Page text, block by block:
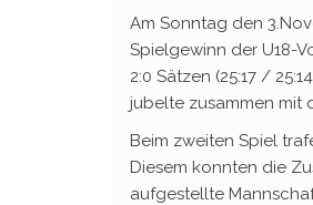
Am Sonntag den
Spielgewinn der U18-
2:0 Sätzen (25:17 /
jubelte zusammen mit
Beim zweiten Spiel
Diesem konnten die
aufgestellte